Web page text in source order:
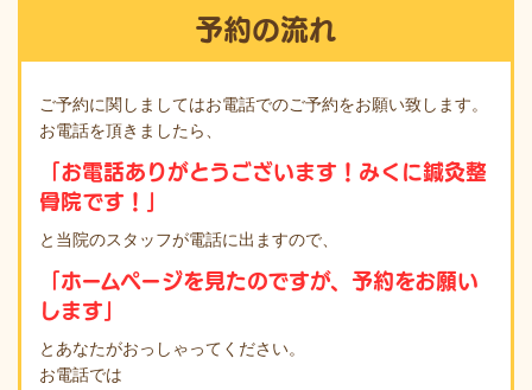
予約の流れ
ご予約に関しましてはお電話でのご予約をお願い致します。
お電話を頂きましたら、
「お電話ありがとうございます！みくに鍼灸整
骨院です！」
と当院のスタッフが電話に出ますので、
「ホームページを見たのですが、予約をお願い
します」
とあなたがおっしゃってください。
お電話では